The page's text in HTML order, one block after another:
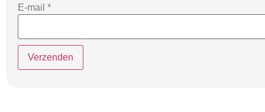
E-mail *